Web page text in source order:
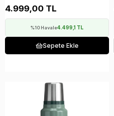
4.999,00 TL
%10 Havale4.499,1 TL
Sepete Ekle